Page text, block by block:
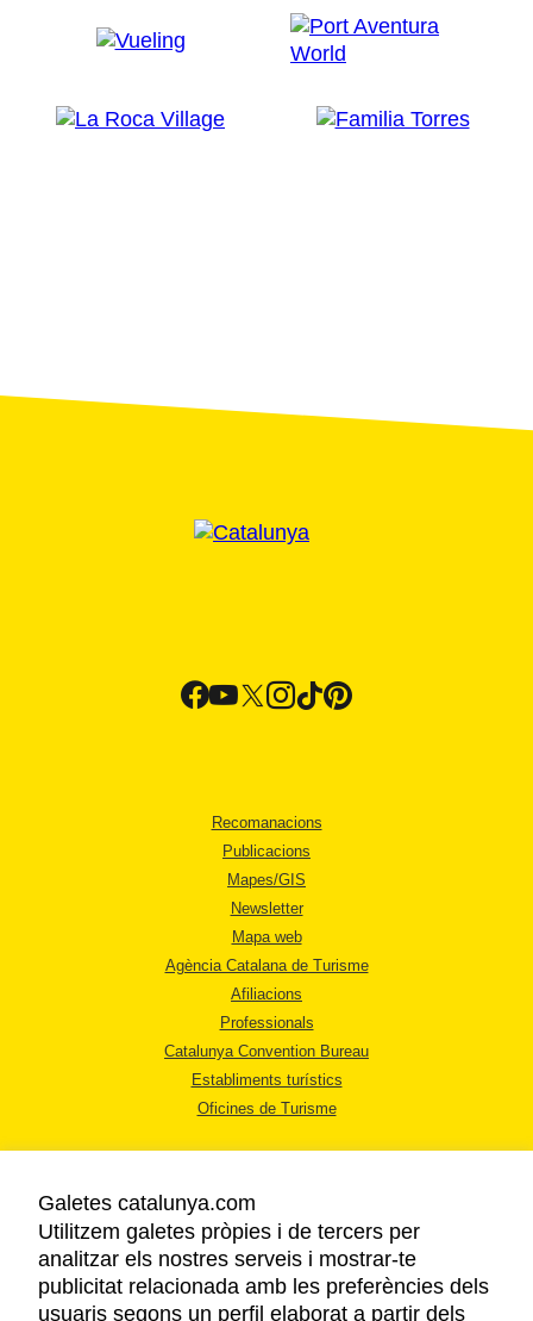
Recomanacions
Publicacions
Mapes/GIS
Newsletter
Mapa web
Agència Catalana de Turisme
Afiliacions
Professionals
Catalunya Convention Bureau
Establiments turístics
Oficines de Turisme
AVÍS LEGAL
POLÍTICA DE PRIVACITAT
Galetes catalunya.com
Utilitzem galetes pròpies i de tercers per
analitzar els nostres serveis i mostrar-te
publicitat relacionada amb les preferències dels
usuaris segons un perfil elaborat a partir dels